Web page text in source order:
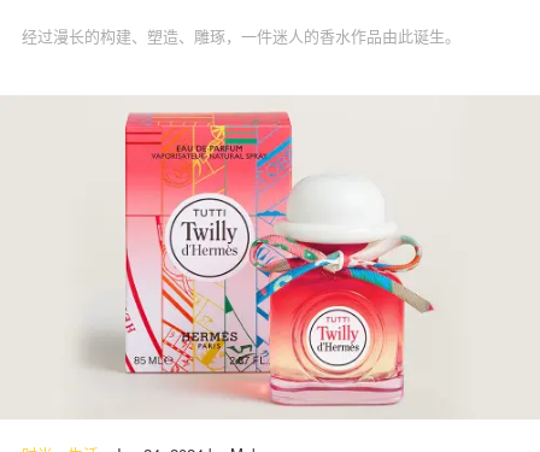
经过漫长的构建、塑造、雕琢，一件迷人的香水作品由此诞生。